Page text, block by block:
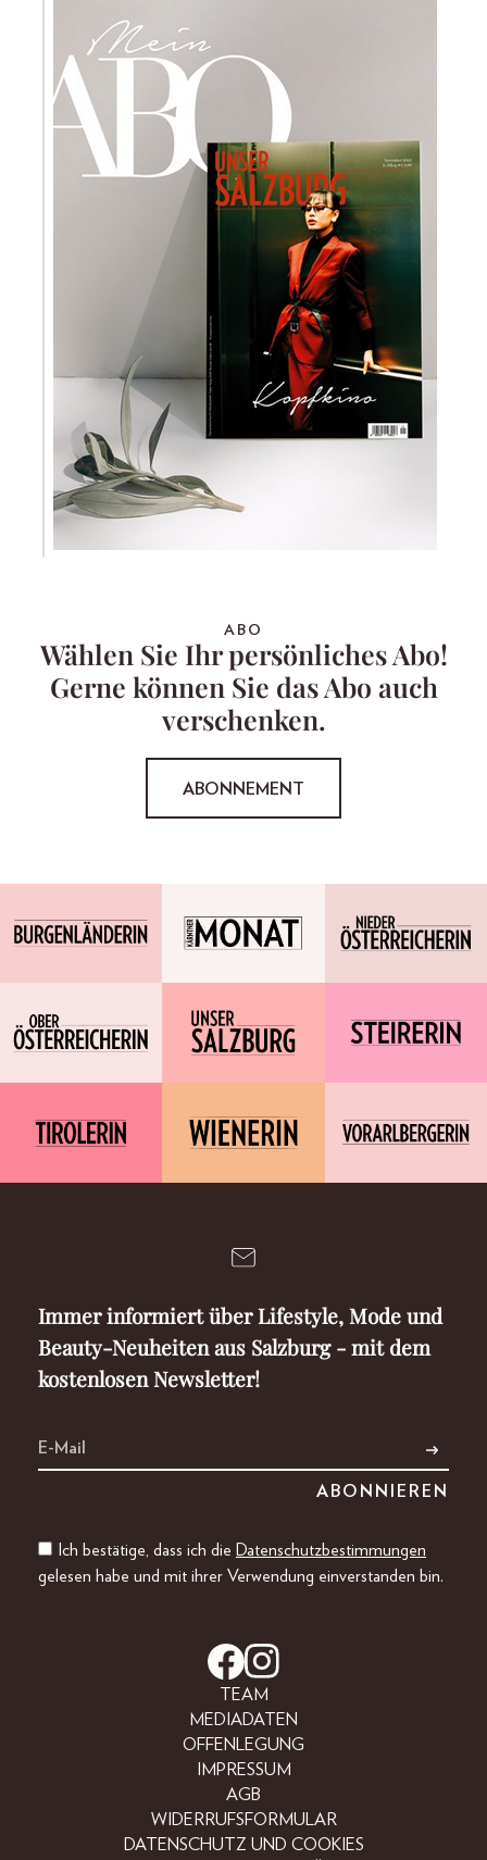
ABO
Wählen Sie Ihr persönliches Abo!
Gerne können Sie das Abo auch
verschenken.
ABONNEMENT
Immer informiert über Lifestyle, Mode und
Beauty-Neuheiten aus Salzburg - mit dem
kostenlosen Newsletter!
Ich bestätige, dass ich die Datenschutzbestimmungen
gelesen habe und mit ihrer Verwendung einverstanden bin.
TEAM
MEDIADATEN
OFFENLEGUNG
IMPRESSUM
AGB
WIDERRUFSFORMULAR
DATENSCHUTZ UND COOKIES